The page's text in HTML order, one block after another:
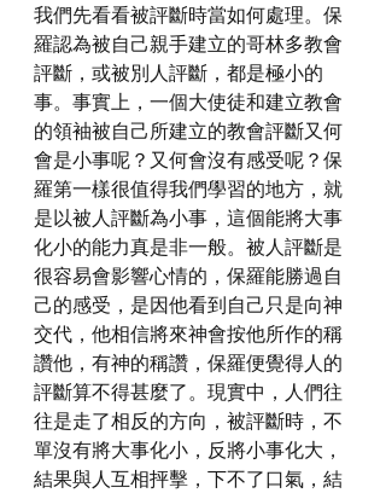
我們先看看被評斷時當如何處理。保
羅認為被自己親手建立的哥林多教會
評斷，或被別人評斷，都是極小的
事。事實上，一個大使徒和建立教會
的領袖被自己所建立的教會評斷又何
會是小事呢？又何會沒有感受呢？保
羅第一樣很值得我們學習的地方，就
是以被人評斷為小事，這個能將大事
化小的能力真是非一般。被人評斷是
很容易會影響心情的，保羅能勝過自
己的感受，是因他看到自己只是向神
交代，他相信將來神會按他所作的稱
讚他，有神的稱讚，保羅便覺得人的
評斷算不得甚麼了。現實中，人們往
往是走了相反的方向，被評斷時，不
單沒有將大事化小，反將小事化大，
結果與人互相抨擊，下不了口氣，結